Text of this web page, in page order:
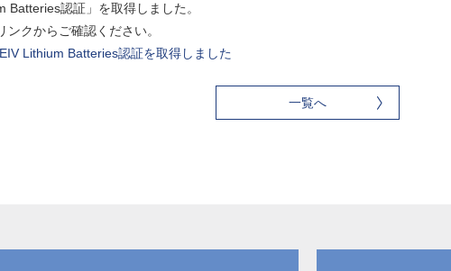
Batteries認証」を取得しました。
ンクからご確認ください。
Lithium Batteries認証を取得しました
一覧へ